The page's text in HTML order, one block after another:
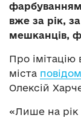
фарбуванням
вже за рік,
мешканців,
Про імітацію
міста
Олексій
«Лише на рік